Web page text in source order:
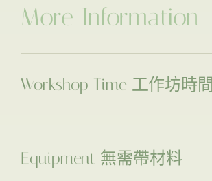
More Information
Workshop Time 工作坊時間
Equipment 無需帶材料